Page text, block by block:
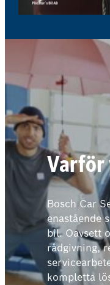
Varför
Bosch Car
enastående
bil. Oavsett
rådgivning,
kompletta